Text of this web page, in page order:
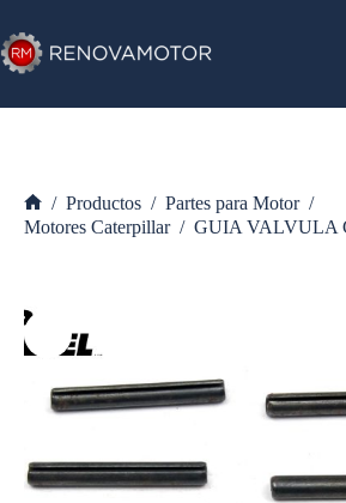
al
contenido
Inicio
/ Productos / Partes para Motor /
Motores Caterpillar / GUIA VALVULA